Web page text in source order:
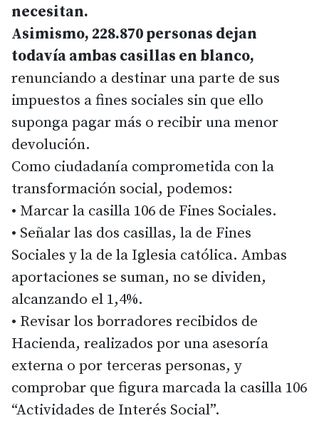
necesitan.
Asimismo, 228.870 personas dejan
todavía ambas casillas en blanco,
renunciando a destinar una parte de sus
impuestos a fines sociales sin que ello
suponga pagar más o recibir una menor
devolución.
Como ciudadanía comprometida con la
transformación social, podemos:
• Marcar la casilla 106 de Fines Sociales.
• Señalar las dos casillas, la de Fines
Sociales y la de la Iglesia católica. Ambas
aportaciones se suman, no se dividen,
alcanzando el 1,4%.
• Revisar los borradores recibidos de
Hacienda, realizados por una asesoría
externa o por terceras personas, y
comprobar que figura marcada la casilla 106
“Actividades de Interés Social”.